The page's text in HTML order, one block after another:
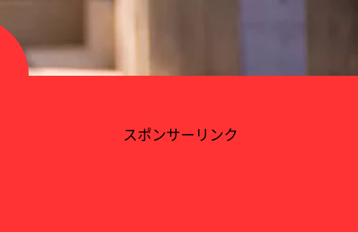
スポンサーリンク